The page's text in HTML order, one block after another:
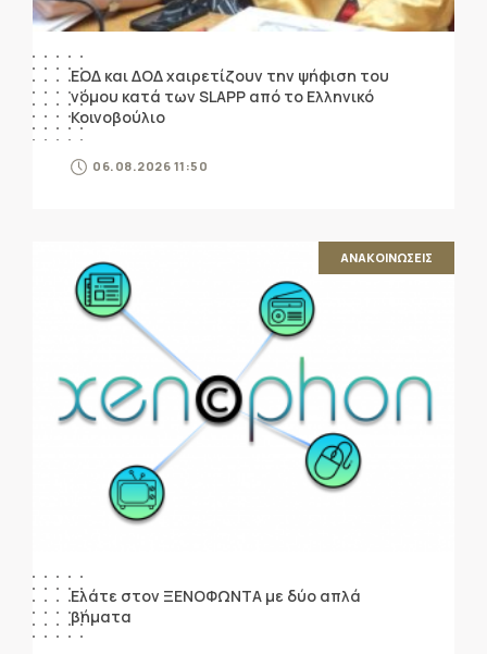
ΕΟΔ και ΔΟΔ χαιρετίζουν την ψήφιση του
νόμου κατά των SLAPP από το Ελληνικό
Κοινοβούλιο
06.08.2026 11:50
ΑΝΑΚΟΙΝΩΣΕΙΣ
Ελάτε στον ΞΕΝΟΦΩΝΤΑ με δύο απλά
βήματα